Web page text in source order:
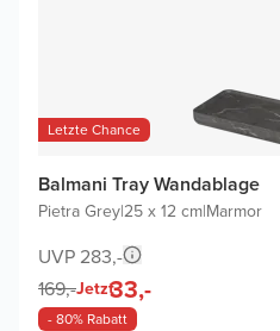
Letzte Chance
Balmani Tray Wandablage
Pietra Grey|25 x 12 cm|Marmor
UVP 283,-
169,-Jetzt33,-
- 80% Rabatt